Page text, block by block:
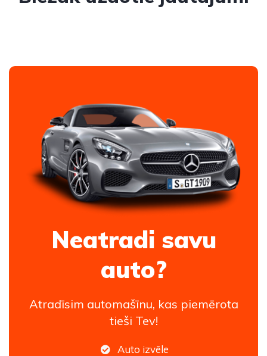
Neatradi savu
auto?
Atradīsim automašīnu, kas piemērota
tieši Tev!
Auto izvēle